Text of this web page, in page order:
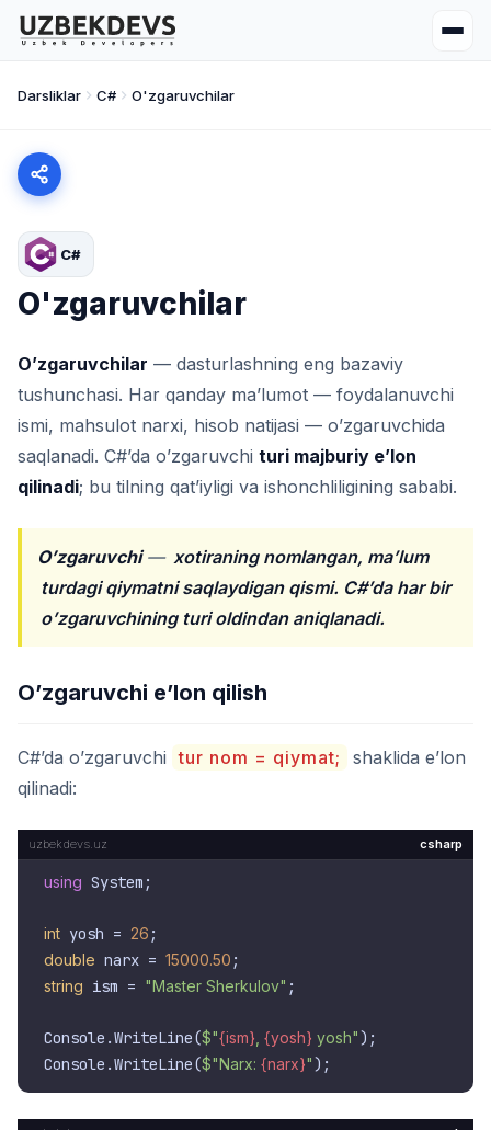
Darsliklar C# O'zgaruvchilar
C#
O'zgaruvchilar
O’zgaruvchilar — dasturlashning eng bazaviy
tushunchasi. Har qanday ma’lumot — foydalanuvchi
ismi, mahsulot narxi, hisob natijasi — o’zgaruvchida
saqlanadi. C#’da o’zgaruvchi turi majburiy e’lon
qilinadi; bu tilning qat’iyligi va ishonchliligining sababi.
O’zgaruvchi— xotiraning nomlangan, ma’lum
turdagi qiymatni saqlaydigan qismi. C#’da har bir
o’zgaruvchining turi oldindan aniqlanadi.
O’zgaruvchi e’lon qilish
C#’da o’zgaruvchi tur nom = qiymat;
shaklida e’lon
qilinadi:
csharp
using System;
int yosh = 26
double narx = 15000.50
string ism = "Master Sherkulov" ;
Console.WriteLine($"{ism} {yosh} yosh");
Console.WriteLine($"Narx: {narx}"